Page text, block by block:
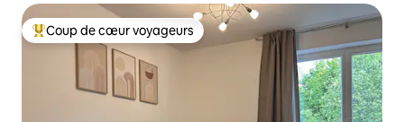
Coups de cœur voyageurs les plus appréciés
Coup de cœur voyageurs